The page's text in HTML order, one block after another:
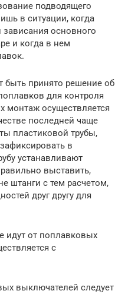
подводящего
в ситуации, когда
зависания основного
и когда в нем
быть принято решение об
для контроля
монтаж осуществляется
последней чаще
пластиковой трубы,
в
устанавливают
выставить,
штанги с тем расчетом,
друг другу для
идут от поплавковых
с
выключателей следует